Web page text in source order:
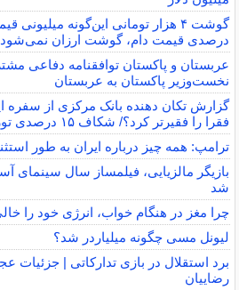
درصدی قیمت دام، گوشت ارزان
عربستان و پاکستان توافقنامه دفاعی
نخست‌وزیر پاکستان به عربستان
گزارش تکان‌ دهنده بانک مرکزی از سفره
فقرا را فقیرتر کرد؟/ شکاف ۱۵ درصدی تورم میان فقیر و غنی
ترامپ: همه چیز درباره ایران به طور
بازیگر مالزیایی، فیلمساز سال سینمای
شد
چرا مغز در هنگام خواب، انرژی خود را
لیونل مسی چگونه میلیاردر شد؟
برد استقلال در بازی تدارکاتی | جزئیات
رضاییان